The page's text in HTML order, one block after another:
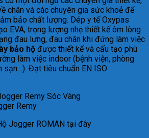
chân và các chuyên gia sức khoẻ để
bảo chất lượng. Dép y tế Oxypas
EVA, trọng lượng nhẹ thiết kế ôm lòng
đau lưng, đau chân khi đứng làm việc
bảo hộ được thiết kế và cấu tạo phù
làm việc indoor (bệnh viện, phòng
sạn…). Đạt tiêu chuẩn EN ISO
Remy
Jogger ROMAN tại đây